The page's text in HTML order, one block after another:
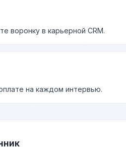
воронку в карьерной CRM.
на каждом интервью.